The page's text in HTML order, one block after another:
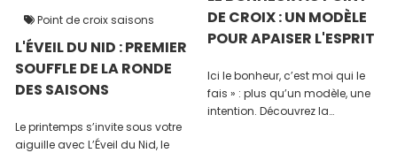
L'ÉVEIL DU NID : PREMIER
SOUFFLE DE LA RONDE
DES SAISONS
Le printemps s’invite sous votre
aiguille avec L’Éveil du Nid, le
Point de croix saisons
DE CROIX : UN MODÈLE
POUR APAISER L'ESPRIT
Ici le bonheur, c’est moi qui le
fais » : plus qu’un modèle, une
intention. Découvrez la